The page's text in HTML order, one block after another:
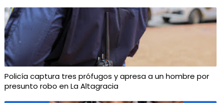
Policía captura tres prófugos y apresa a un hombre por
presunto robo en La Altagracia